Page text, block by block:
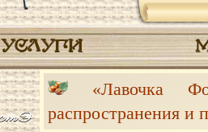
«Лавочка
распространения и